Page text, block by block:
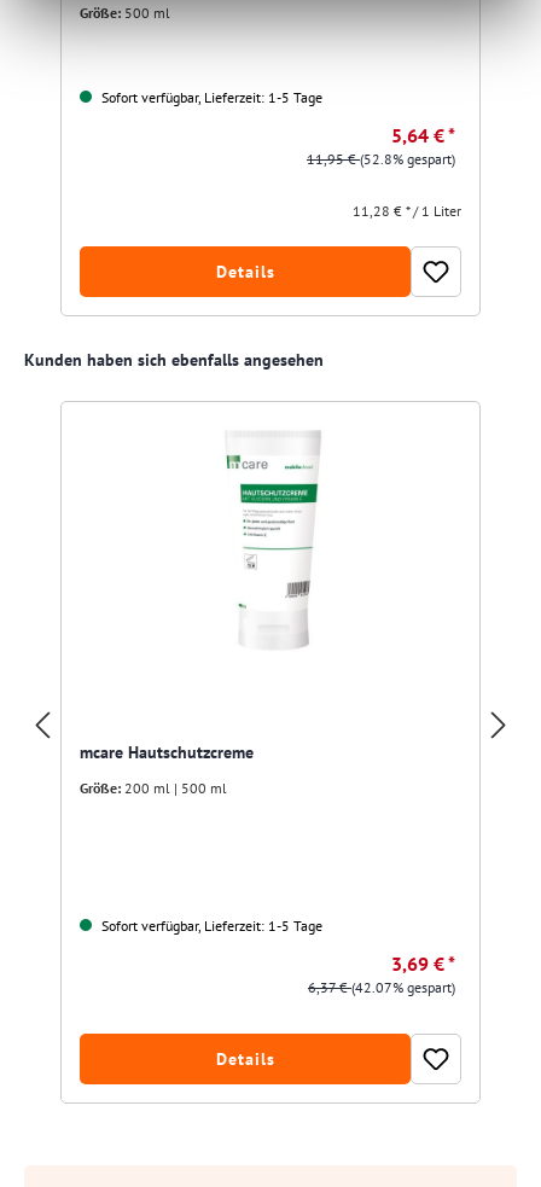
Größe: 500 ml
Sofort verfügbar, Lieferzeit: 1-5 Tage
5,64 € *
11,95 €(52.8% gespart)
11,28 € * / 1 Liter
Details
Produktgalerie überspringen
Kunden haben sich ebenfalls angesehen
mcare Hautschutzcreme
Größe: 200 ml | 500 ml
Sofort verfügbar, Lieferzeit: 1-5 Tage
3,69 € *
6,37 €(42.07% gespart)
Details